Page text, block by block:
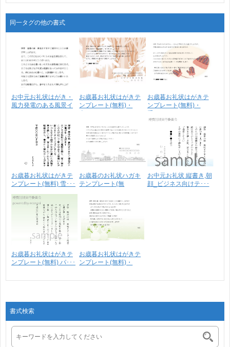
同一タグの他の書式
お中元お礼状はがき・
風力発電のある風景イ
お歳暮お礼状はがきテ
ンプレート(無料)・
お歳暮お礼状はがきテ
ンプレート(無料)・
お歳暮お礼状はがきテ
ンプレート(無料) 雪･･･
お歳暮のお礼状ハガキ
テンプレート(無
お中元お礼状 縦書き,朝
顔_ビジネス向けテ･･･
お歳暮お礼状はがきテ
ンプレート(無料) パ･･･
お歳暮お礼状はがきテ
ンプレート(無料)・
書式検索